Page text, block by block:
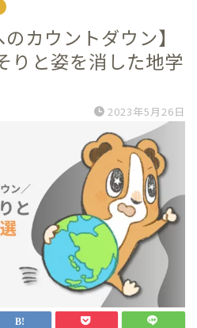
カウントダウン】
りと姿を消した地学
2023年5月26日